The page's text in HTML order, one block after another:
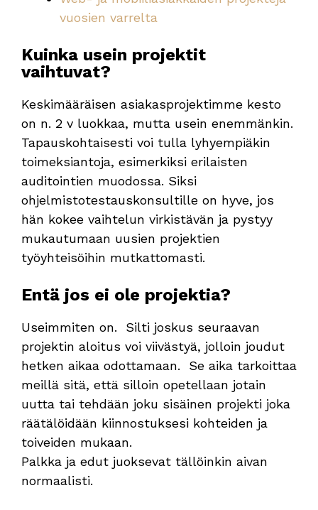
vuosien varrelta
Kuinka usein projektit
vaihtuvat?
Keskimääräisen asiakasprojektimme kesto
on n. 2 v luokkaa, mutta usein enemmänkin.
Tapauskohtaisesti voi tulla lyhyempiäkin
toimeksiantoja, esimerkiksi erilaisten
auditointien muodossa. Siksi
ohjelmistotestauskonsultille on hyve, jos
hän kokee vaihtelun virkistävän ja pystyy
mukautumaan uusien projektien
työyhteisöihin mutkattomasti.
Entä jos ei ole projektia?
Useimmiten on. Silti joskus seuraavan
projektin aloitus voi viivästyä, jolloin joudut
hetken aikaa odottamaan. Se aika tarkoittaa
meillä sitä, että silloin opetellaan jotain
uutta tai tehdään joku sisäinen projekti joka
räätälöidään kiinnostuksesi kohteiden ja
toiveiden mukaan.
Palkka ja edut juoksevat tällöinkin aivan
normaalisti.